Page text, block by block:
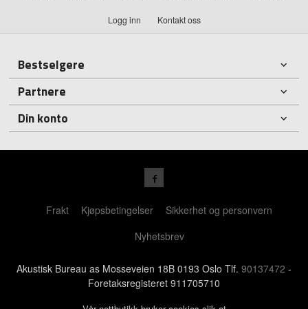
Logg inn Kontakt oss
Bestselgere
Partnere
Din konto
Frakt Kjøpsbetingelser
Sikkerhet og personvern
Nyhetsbrev
Akustisk Bureau as Mosseveien 18B 0193 Oslo Tlf. 90137472 -
Foretaksregisteret 911705710